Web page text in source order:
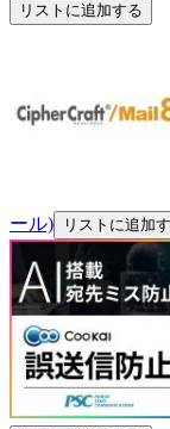
リストに追加する
ール)
リストに追加